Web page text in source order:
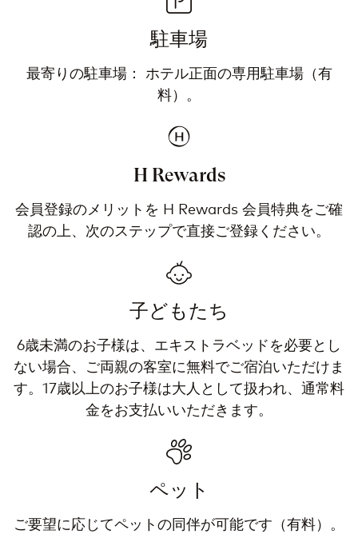
駐車場
最寄りの駐車場： ホテル正面の専用駐車場（有
料）。
H Rewards
会員登録のメリットを H Rewards 会員特典をご確
認の上、次のステップで直接ご登録ください。
子どもたち
6歳未満のお子様は、エキストラベッドを必要とし
ない場合、ご両親の客室に無料でご宿泊いただけま
す。17歳以上のお子様は大人として扱われ、通常料
金をお支払いいただきます。
ペット
ご要望に応じてペットの同伴が可能です（有料）。